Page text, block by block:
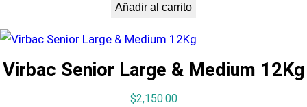
Añadir al carrito
Virbac Senior Large & Medium 12Kg
$2,150.00